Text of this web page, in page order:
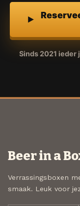
Sinds 2021
Beer in a
Verrassingsboxen
smaak. Leuk voor